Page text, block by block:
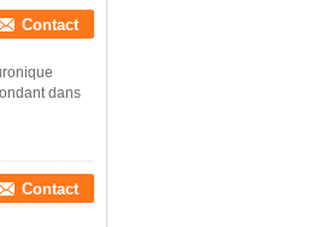
Contact
dans
Contact